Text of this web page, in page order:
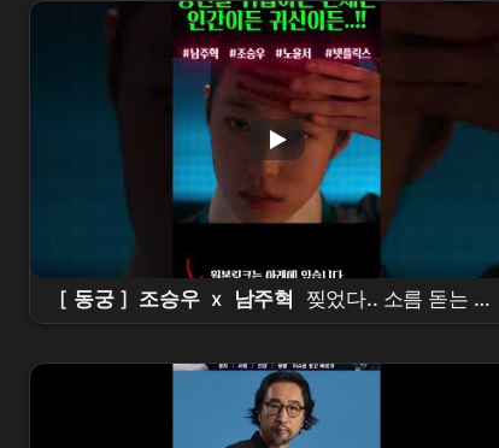
[ 동궁 ] 조승우 x 남주혁
찢었다.. 소름 돋는 디
테일ㄷㄷ 넷플릭스 신작 [ 동궁 ] 티저 정밀 분석!
palace # netflix